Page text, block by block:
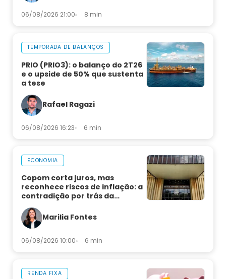
06/08/2026 21:00 8 min
TEMPORADA DE BALANÇOS
PRIO (PRIO3): o balanço do 2T26
e o upside de 50% que sustenta
a tese
Rafael Ragazi
06/08/2026 16:23 6 min
ECONOMIA
Copom corta juros, mas
reconhece riscos de inflação: a
contradição por trás da
decisão
Marilia Fontes
06/08/2026 10:00 6 min
RENDA FIXA